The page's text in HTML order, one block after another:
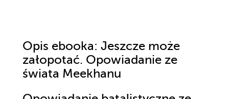
Opis ebooka: Jeszcze może
załopotać. Opowiadanie ze
świata Meekhanu